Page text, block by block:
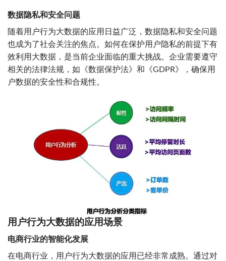
数据隐私和安全问题
随着用户行为大数据的应用日益广泛，数据隐私和安全问题
也成为了社会关注的焦点。如何在保护用户隐私的前提下有
效利用大数据，是当前企业面临的重大挑战。企业需要遵守
相关的法律法规，如《数据保护法》和《GDPR》，确保用
户数据的安全性和合规性。
用户行为大数据的应用场景
电商行业的智能化发展
在电商行业，用户行为大数据的应用已经非常成熟。通过对